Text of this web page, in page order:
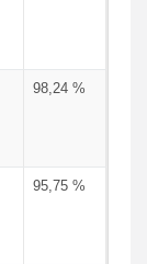
98,24 %
95,75 %